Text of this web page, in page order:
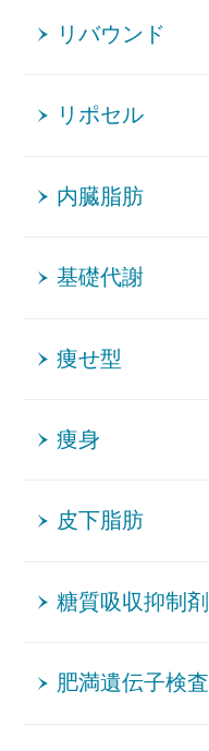
リバウンド
リポセル
内臓脂肪
基礎代謝
痩せ型
痩身
皮下脂肪
糖質吸収抑制剤
肥満遺伝子検査